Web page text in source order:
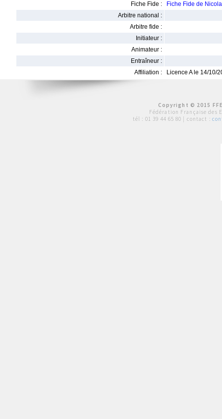
Fiche Fide :
Fiche Fide de
Arbitre national :
Arbitre fide :
Initiateur :
Animateur :
Entraîneur :
Affiliation :
Licence A le 14/10/
Copyright © 2015
Fédération Française des
tél : 01 39 44 65 80 | contact :